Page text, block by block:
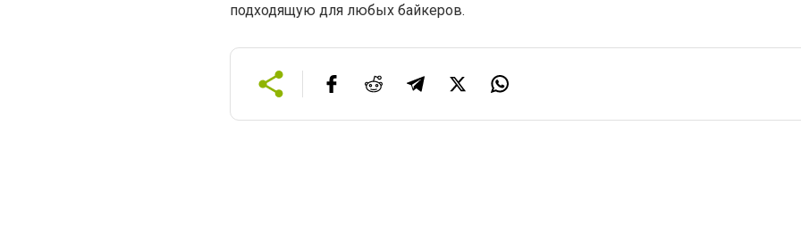
подходящую для любых байкеров.